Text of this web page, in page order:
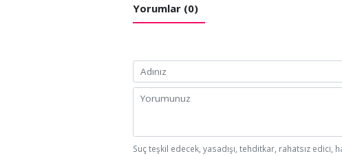
Yorumlar (0)
Suç teşkil edecek, yasadışı, tehditkar, rahatsız edici,